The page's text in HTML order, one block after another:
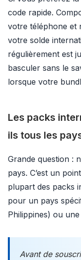
code rapide.
votre téléphone et
votre solde
régulièrement est
basculer sans le
lorsque votre
Les packs
ils tous les
Grande question :
pays. C’est un
plupart des packs
pour un pays
Philippines) ou
Avant de